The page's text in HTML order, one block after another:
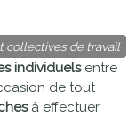
collectives de travail
individuelsentre
de tout
à effectuer